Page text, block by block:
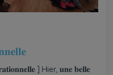
] Hier, 𝐮𝐧𝐞 𝐛𝐞𝐥𝐥𝐞